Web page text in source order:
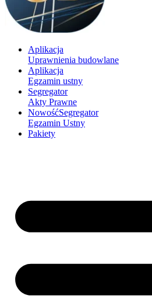
Aplikacja
Uprawnienia budowlane
Aplikacja
Egzamin ustny
Segregator
Akty Prawne
NowośćSegregator
Egzamin Ustny
Pakiety